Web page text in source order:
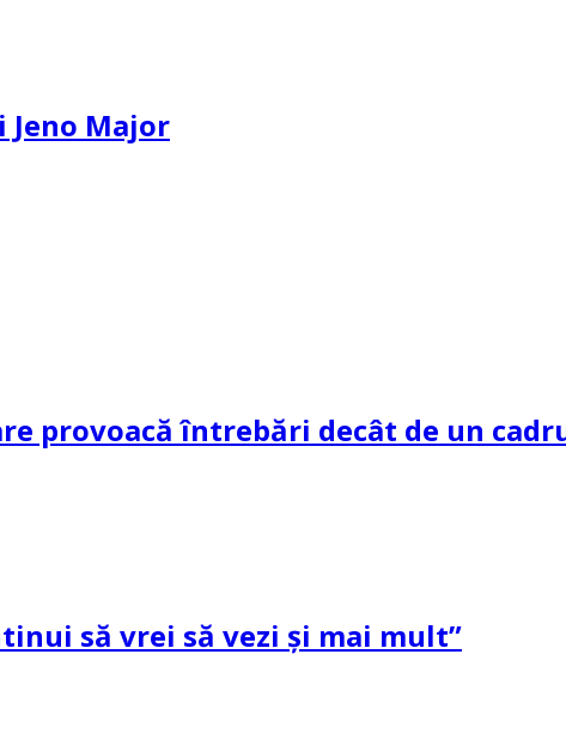
Major
provoacă întrebări decât de un
să vrei să vezi și mai mult”